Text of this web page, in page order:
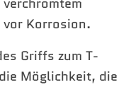
Korrosion.
Griffs zum T-
Möglichkeit, die